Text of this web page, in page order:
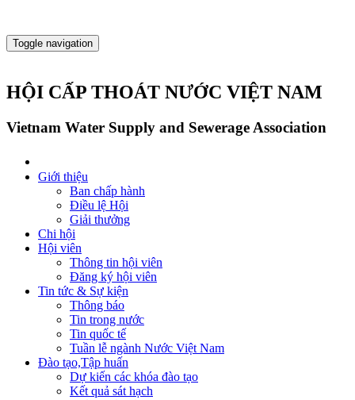
Toggle navigation
HỘI CẤP THOÁT NƯỚC VIỆT NAM
Vietnam Water Supply and Sewerage Association
Giới thiệu
Ban chấp hành
Điều lệ Hội
Giải thưởng
Chi hội
Hội viên
Thông tin hội viên
Đăng ký hội viên
Tin tức & Sự kiện
Thông báo
Tin trong nước
Tin quốc tế
Tuần lễ ngành Nước Việt Nam
Đào tạo,Tập huấn
Dự kiến các khóa đào tạo
Kết quả sát hạch